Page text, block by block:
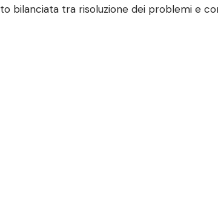
bilanciata tra risoluzione dei problemi e